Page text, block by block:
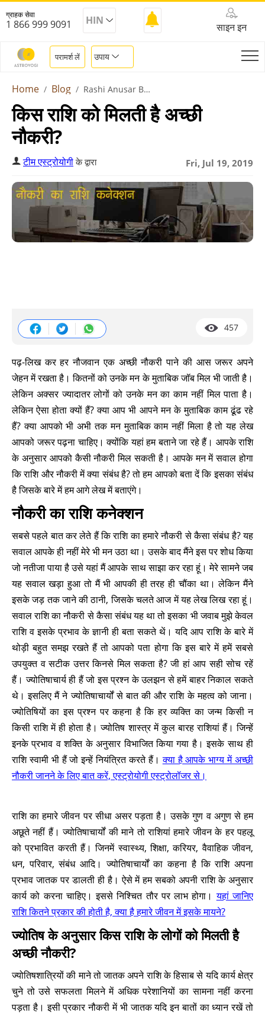
ग्राहक सेवा
1 866 999 9091 HIN
साइन इन
परामर्श लें उपाय
Home Blog Rashi Anusar Banaye Career
किस राशि को मिलती है अच्छी
नौकरी?
Fri, Jul 19, 2019
टीम एस्ट्रोयोगीके द्वारा
457
पढ़-लिख कर हर नौजवान एक अच्छी नौकरी पाने की आस जरूर अपने
जेहन में रखता है। कितनों को उनके मन के मुताबिक जॉब मिल भी जाती है।
लेकिन अक्सर ज्यादातर लोगों को उनके मन का काम नहीं मिल पाता है।
लेकिन ऐसा होता क्यों हैं? क्या आप भी आपने मन के मुताबिक काम ढूंढ रहे
हैं? क्या आपको भी अभी तक मन मुताबिक काम नहीं मिला है तो यह लेख
आपको जरूर पढ़ना चाहिए। क्योंकि यहां हम बताने जा रहे हैं। आपके राशि
के अनुसार आपको कैसी नौकरी मिल सकती है। आपके मन में सवाल होगा
कि राशि और नौकरी में क्या संबंध है? तो हम आपको बता दें कि इसका संबंध
है जिसके बारे में हम आगे लेख में बताएंगे।
नौकरी का राशि कनेक्शन
सबसे पहले बात कर लेते हैं कि राशि का हमारे नौकरी से कैसा संबंध है? यह
सवाल आपके ही नहीं मेरे भी मन उठा था। उसके बाद मैंने इस पर शोध किया
जो नतीजा पाया है उसे यहां मैं आपके साथ साझा कर रहा हूं। मेरे सामने जब
यह सवाल खड़ा हुआ तो मैं भी आपकी ही तरह ही चौंका था। लेकिन मैंने
इसके जड़ तक जाने की ठानी, जिसके चलते आज में यह लेख लिख रहा हूं।
सवाल राशि का नौकरी से कैसा संबंध यह था तो इसका भी जवाब मुझे केवल
राशि व इसके प्रभाव के ज्ञानी ही बता सकते थें। यदि आप राशि के बारे में
थोड़ी बहुत समझ रखते हैं तो आपको पता होगा कि इस बारे में हमें सबसे
उपयुक्त व सटीक उत्तर किनसे मिल सकता है? जी हां आप सही सोच रहें
हैं। ज्योतिषाचार्य ही हैं जो इस प्रश्न के उलझन से हमें बाहर निकाल सकते
थे। इसलिए मैं ने ज्योतिषाचार्यों से बात की और राशि के महत्व को जाना।
ज्योतिषियों का इस प्रश्न पर कहना है कि हर व्यक्ति का जन्म किसी न
किसी राशि में ही होता है। ज्योतिष शास्त्र में कुल बारह राशियां हैं। जिन्हें
इनके प्रभाव व शक्ति के अनुसार विभाजित किया गया है। इसके साथ ही
राशि स्वामी भी हैं जो इन्हें नियंत्रित करते हैं।क्या है आपके भाग्य में अच्छी
नौकरी जानने के लिए बात करें, एस्ट्रोयोगी एस्ट्रोलॉजर से।
राशि का हमारे जीवन पर सीधा असर पड़ता है। उसके गुण व अगुण से हम
अछूते नहीं हैं। ज्योतिषाचार्यों की माने तो राशियां हमारे जीवन के हर पहलू
को प्रभावित करती हैं। जिनमें स्वास्थ्य, शिक्षा, करियर, वैवाहिक जीवन,
धन, परिवार, संबंध आदि। ज्योतिषाचार्यों का कहना है कि राशि अपना
प्रभाव जातक पर डालती ही है। ऐसे में हम सबको अपनी राशि के अनुसार
कार्य को करना चाहिए। इससे निश्चित तौर पर लाभ होगा।यहां जानिए
राशि कितने प्रकार की होती है, क्या है हमारे जीवन में इसके मायने?
ज्योतिष के अनुसार किस राशि के लोगों को मिलती है
अच्छी नौकरी?
ज्योतिषशात्रियों की माने तो जातक अपने राशि के हिसाब से यदि कार्य क्षेत्र
चुने तो उसे सफलता मिलने में अधिक परेशानियों का सामना नहीं करना
पड़ता है। इसी प्रकार नौकरी में भी जातक यदि इन बातों का ध्यान रखें तो